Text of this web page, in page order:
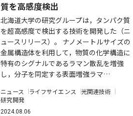
質を高感度検出
北海道大学の研究グループは，タンパク質
を超高感度で検出する技術を開発した（ニ
ュースリリース）。 ナノメートルサイズの
金属構造体を利用して，物質の化学構造に
特有のシグナルであるラマン散乱を増強
し，分子を同定する表面増強ラマ…
ニュース ライフサイエンス
光関連技術
研究開発
2024.08.06